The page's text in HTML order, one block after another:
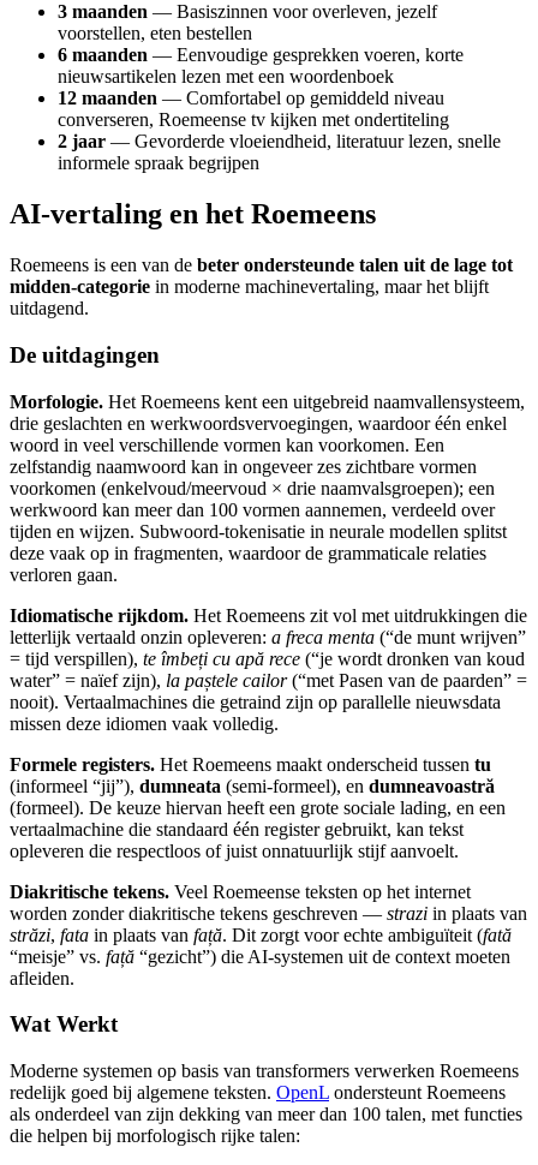
3 maanden — Basiszinnen voor overleven, jezelf
voorstellen, eten bestellen
6 maanden — Eenvoudige gesprekken voeren, korte
nieuwsartikelen lezen met een woordenboek
12 maanden — Comfortabel op gemiddeld niveau
converseren, Roemeense tv kijken met ondertiteling
2 jaar — Gevorderde vloeiendheid, literatuur lezen, snelle
informele spraak begrijpen
AI-vertaling en het Roemeens
Roemeens is een van de beter ondersteunde talen uit de lage tot
midden-categorie in moderne machinevertaling, maar het blijft
uitdagend.
De uitdagingen
Morfologie. Het Roemeens kent een uitgebreid naamvallensysteem,
drie geslachten en werkwoordsvervoegingen, waardoor één enkel
woord in veel verschillende vormen kan voorkomen. Een
zelfstandig naamwoord kan in ongeveer zes zichtbare vormen
voorkomen (enkelvoud/meervoud × drie naamvalsgroepen); een
werkwoord kan meer dan 100 vormen aannemen, verdeeld over
tijden en wijzen. Subwoord-tokenisatie in neurale modellen splitst
deze vaak op in fragmenten, waardoor de grammaticale relaties
verloren gaan.
Idiomatische rijkdom. Het Roemeens zit vol met uitdrukkingen die
letterlijk vertaald onzin opleveren: a freca menta (“de munt wrijven”
= tijd verspillen), te îmbeți cu apă rece (“je wordt dronken van koud
water” = naïef zijn), la paștele cailor(“met Pasen van de paarden” =
nooit). Vertaalmachines die getraind zijn op parallelle nieuwsdata
missen deze idiomen vaak volledig.
Formele registers. Het Roemeens maakt onderscheid tussen tu
(informeel “jij”), dumneata (semi-formeel), en dumneavoastră
(formeel). De keuze hiervan heeft een grote sociale lading, en een
vertaalmachine die standaard één register gebruikt, kan tekst
opleveren die respectloos of juist onnatuurlijk stijf aanvoelt.
Diakritische tekens. Veel Roemeense teksten op het internet
worden zonder diakritische tekens geschreven — strazi in plaats van
străzi, fata in plaats van față. Dit zorgt voor echte ambiguïteit (fată
“meisje” vs. față “gezicht”) die AI-systemen uit de context moeten
afleiden.
Wat Werkt
Moderne systemen op basis van transformers verwerken Roemeens
redelijk goed bij algemene teksten. OpenL ondersteunt Roemeens
als onderdeel van zijn dekking van meer dan 100 talen, met functies
die helpen bij morfologisch rijke talen: